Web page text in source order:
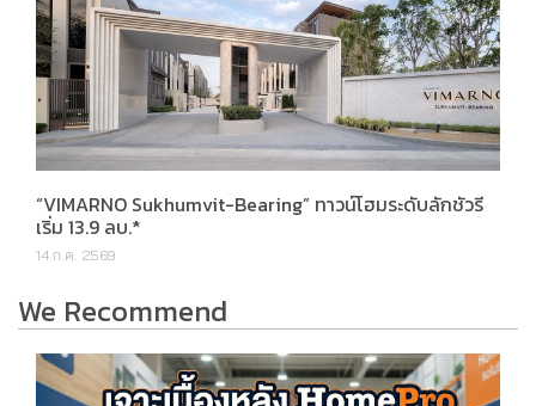
“VIMARNO Sukhumvit-Bearing” ทาวน์โฮมระดับลักชัวรี
เริ่ม 13.9 ลบ.*
14 ก.ค. 2569
We Recommend